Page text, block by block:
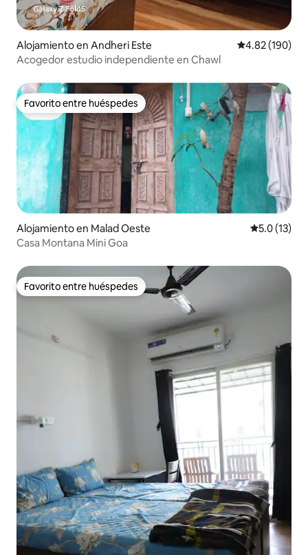
Alojamiento en Andheri Este Calificación
4.82 (190)
Acogedor estudio independiente en Chawl
Favorito entre huéspedes
Favorito entre huéspedes
Alojamiento en Malad Oeste Calificación
5.0 (13)
Casa Montana Mini Goa
Favorito entre huéspedes
Favorito entre huéspedes